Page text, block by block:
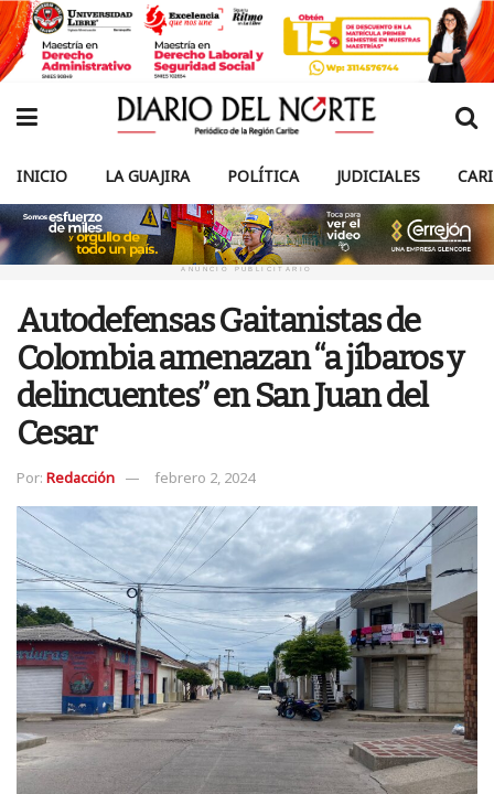
INICIO LA GUAJIRA POLÍTICA JUDICIALES
ANUNCIO PUBLICITARIO
Autodefensas Gaitanistas de
Colombia amenazan “a jíbaros y
delincuentes” en San Juan del
Cesar
Por: Redacción febrero 2, 2024